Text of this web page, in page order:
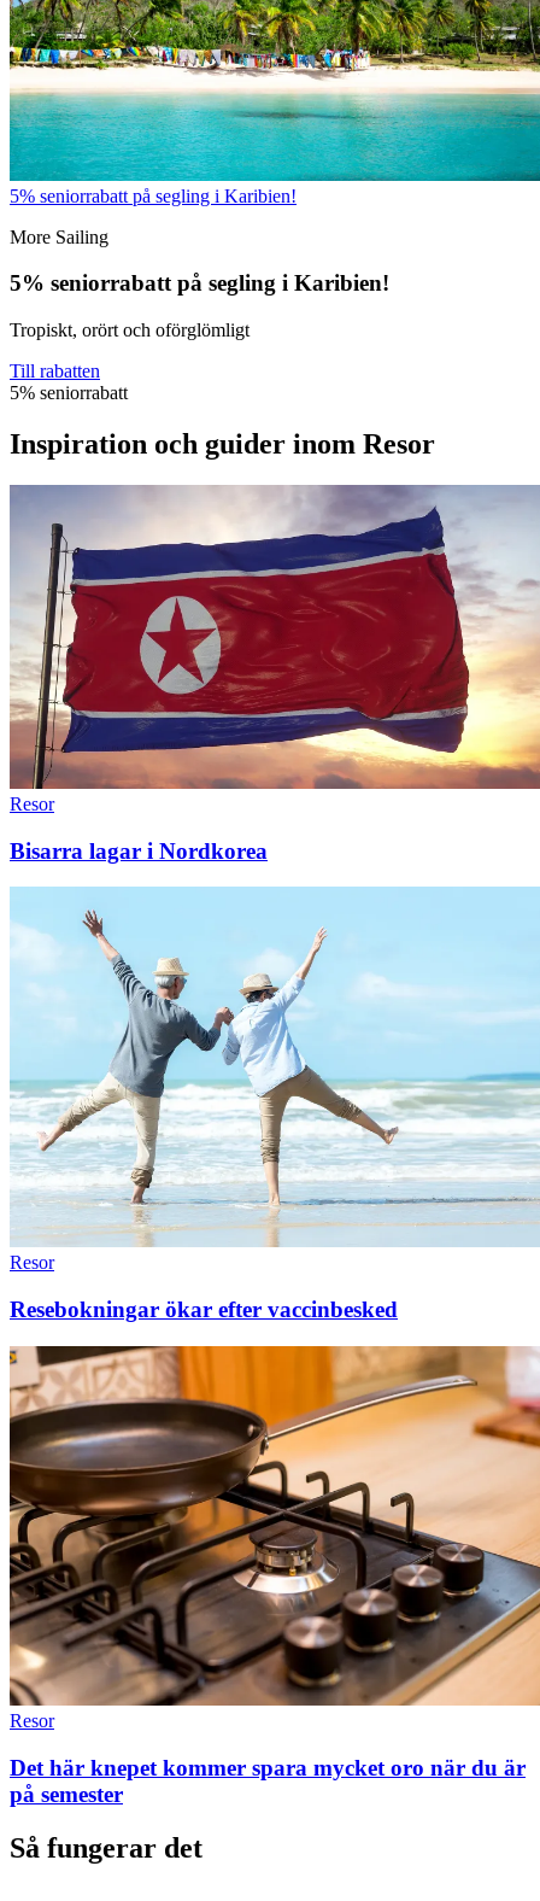
5% seniorrabatt på segling i Karibien!
More Sailing
5% seniorrabatt på segling i Karibien!
Tropiskt, orört och oförglömligt
Till rabatten
5% seniorrabatt
Inspiration och guider inom Resor
Resor
Bisarra lagar i Nordkorea
Resor
Resebokningar ökar efter vaccinbesked
Resor
Det här knepet kommer spara mycket oro när du är
på semester
Så fungerar det